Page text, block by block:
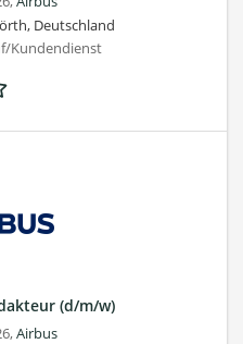
Deutschland
Kundendienst
(d/m/w)
Airbus